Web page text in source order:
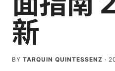
新
BY TARQUIN QUINTESSENZ ·